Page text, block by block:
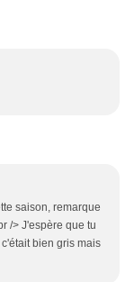
saison, remarque
/> J'espère que tu
bien gris mais